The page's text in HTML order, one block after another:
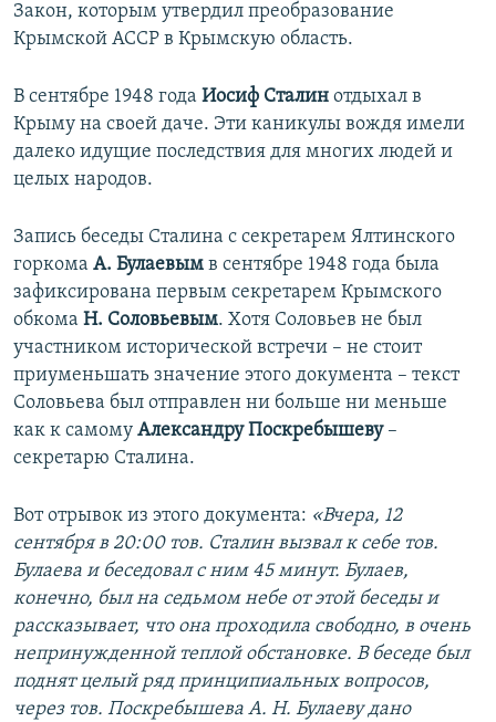
Закон, которым утвердил преобразование
Крымской АССР в Крымскую область.
В сентябре 1948 года Иосиф Сталин отдыхал в
Крыму на своей даче. Эти каникулы вождя имели
далеко идущие последствия для многих людей и
целых народов.
Запись беседы Сталина с секретарем Ялтинского
горкома А. Булаевым в сентябре 1948 года была
зафиксирована первым секретарем Крымского
обкома Н. Соловьевым. Хотя Соловьев не был
участником исторической встречи – не стоит
приуменьшать значение этого документа – текст
Соловьева был отправлен ни больше ни меньше
как к самому Александру Поскребышеву–
секретарю Сталина.
Вот отрывок из этого документа: «Вчера, 12
сентября в 20:00 тов. Сталин вызвал к себе тов.
Булаева и беседовал с ним 45 минут. Булаев,
конечно, был на седьмом небе от этой беседы и
рассказывает, что она проходила свободно, в очень
непринужденной теплой обстановке. В беседе был
поднят целый ряд принципиальных вопросов,
через тов. Поскребышева А. Н. Булаеву дано